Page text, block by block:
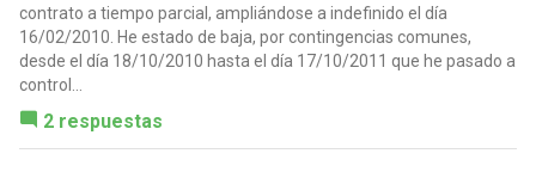
contrato a tiempo parcial, ampliándose a indefinido el día
16/02/2010. He estado de baja, por contingencias comunes,
desde el día 18/10/2010 hasta el día 17/10/2011 que he pasado a
control...
2 respuestas